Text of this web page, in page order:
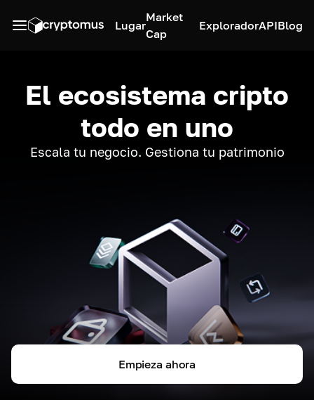
Lugar
Market
Cap
ExploradorAPIBlog
El ecosistema cripto
todo en uno
Escala tu negocio. Gestiona tu patrimonio
Empieza ahora